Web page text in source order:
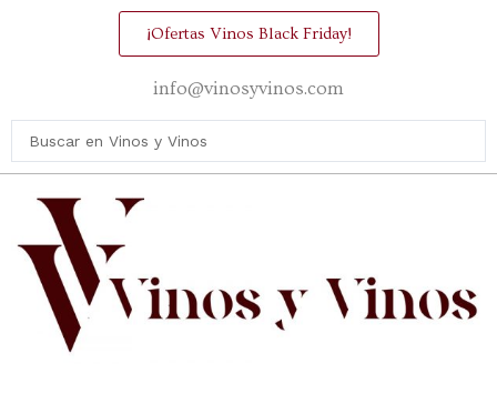
¡Ofertas Vinos Black Friday!
info@vinosyvinos.com